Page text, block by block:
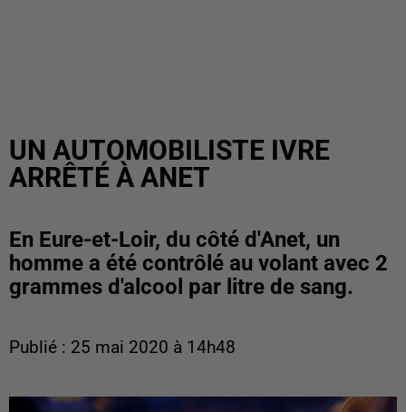
UN AUTOMOBILISTE IVRE
ARRÊTÉ À ANET
En Eure-et-Loir, du côté d'Anet, un
homme a été contrôlé au volant avec 2
grammes d'alcool par litre de sang.
Publié : 25 mai 2020 à 14h48